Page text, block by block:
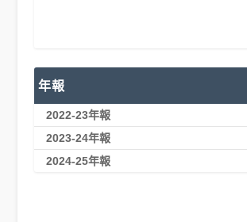
年報
2022-23年報
2023-24年報
2024-25年報